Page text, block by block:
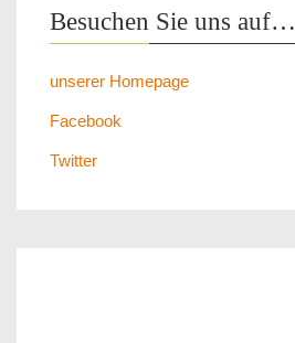
Besuchen Sie uns auf…
unserer Homepage
Facebook
Twitter